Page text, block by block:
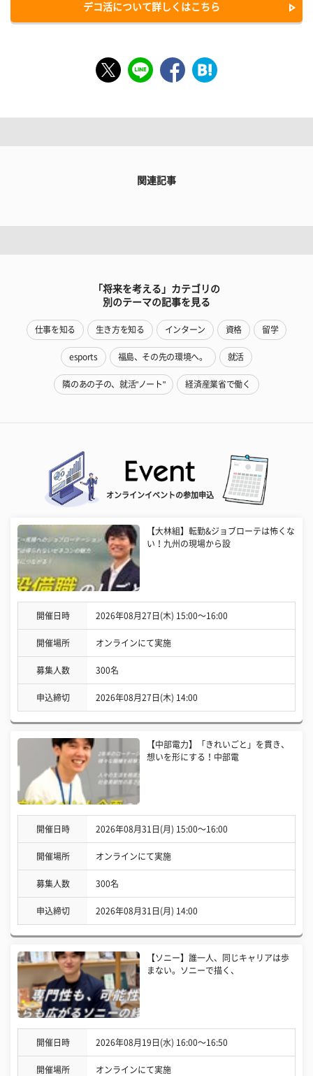
デコ活について詳しくはこちら
関連記事
「将来を考える」カテゴリの
別のテーマの記事を見る
仕事を知る 生き方を知る インターン 資格 留学
esports 福島、その先の環境へ。 就活
隣のあの子の、就活"ノート" 経済産業省で働く
オンラインイベントの参加申込
【大林組】転勤&ジョブローテは怖くな
い！九州の現場から設
開催日時 2026年08月27日(木) 15:00〜16:00
開催場所 オンラインにて実施
募集人数 300名
申込締切 2026年08月27日(木) 14:00
【中部電力】「きれいごと」を貫き、
想いを形にする！中部電
開催日時 2026年08月31日(月) 15:00〜16:00
開催場所 オンラインにて実施
募集人数 300名
申込締切 2026年08月31日(月) 14:00
【ソニー】誰一人、同じキャリアは歩
まない。ソニーで描く、
開催日時 2026年08月19日(水) 16:00〜16:50
開催場所 オンラインにて実施